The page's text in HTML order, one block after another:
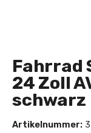
Fahrrad
24 Zoll
schwarz
Artikelnummer: